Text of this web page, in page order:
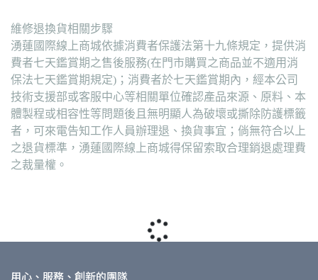
維修退換貨相關步驟
湧蓮國際線上商城依據消費者保護法第十九條規定，提供消
費者七天鑑賞期之售後服務(在門市購買之商品並不適用消
保法七天鑑賞期規定)；消費者於七天鑑賞期內，經本公司
技術支援部或客服中心等相關單位確認產品來源、原料、本
體製程或相容性等問題後且無明顯人為破壞或撕除防護標籤
者，可來電告知工作人員辦理退、換貨事宜；倘無符合以上
之退貨標準，湧蓮國際線上商城得保留索取合理銷退處理費
之裁量權。
用心、服務、創新的團隊